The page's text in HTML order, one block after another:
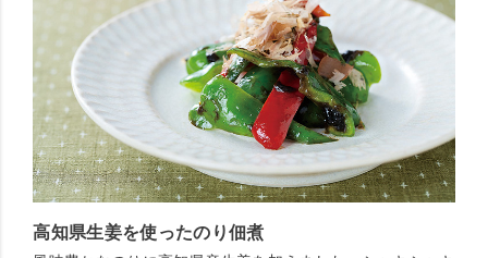
高知県生姜を使ったのり佃煮